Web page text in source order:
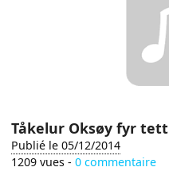
Tåkelur Oksøy fyr tett
Publié le 05/12/2014
1209 vues -0 commentaire